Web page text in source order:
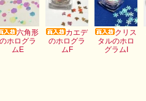
六角形
のホログラ
ムE
カエデ
のホログラ
ムF
クリス
タルのホロ
グラムI